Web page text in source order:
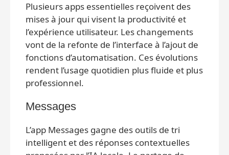
Plusieurs apps essentielles reçoivent des
mises à jour qui visent la productivité et
l’expérience utilisateur. Les changements
vont de la refonte de l’interface à l’ajout de
fonctions d’automatisation. Ces évolutions
rendent l’usage quotidien plus fluide et plus
professionnel.
Messages
L’app Messages gagne des outils de tri
intelligent et des réponses contextuelles